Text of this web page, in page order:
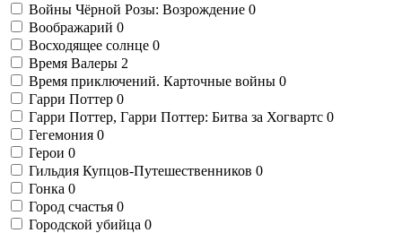
Войны Чёрной Розы: Возрождение 0
Воображарий 0
Восходящее солнце 0
Время Валеры 2
Время приключений. Карточные войны 0
Гарри Поттер 0
Гарри Поттер, Гарри Поттер: Битва за Хогвартс 0
Гегемония 0
Герои 0
Гильдия Купцов-Путешественников 0
Гонка 0
Город счастья 0
Городской убийца 0